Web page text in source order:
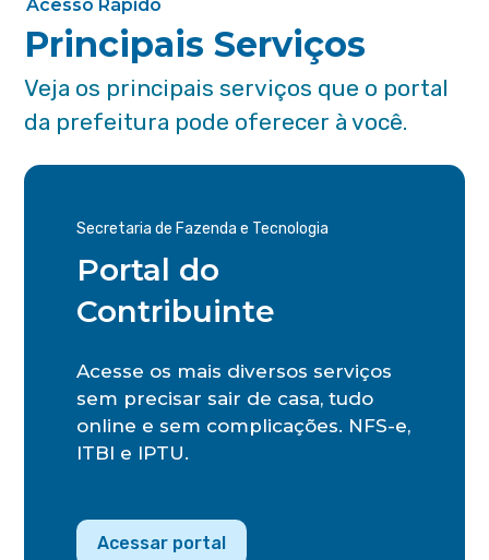
Acesso Rápido
Principais Serviços
Veja os principais serviços que o portal
da prefeitura pode oferecer à você.
Secretaria de Fazenda e Tecnologia
Portal do
Contribuinte
Acesse os mais diversos serviços
sem precisar sair de casa, tudo
online e sem complicações. NFS-e,
ITBI e IPTU.
Acessar portal